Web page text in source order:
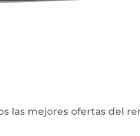
las mejores ofertas del